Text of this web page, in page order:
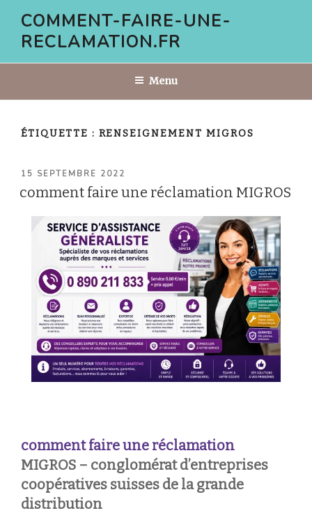
contenu
COMMENT-FAIRE-UNE-
RECLAMATION.FR
Menu
ÉTIQUETTE : RENSEIGNEMENT MIGROS
PUBLIÉ
15 SEPTEMBRE 2022
comment faire une réclamation MIGROS
comment faire une réclamation
MIGROS – conglomérat d’entreprises
coopératives suisses de la grande
distribution